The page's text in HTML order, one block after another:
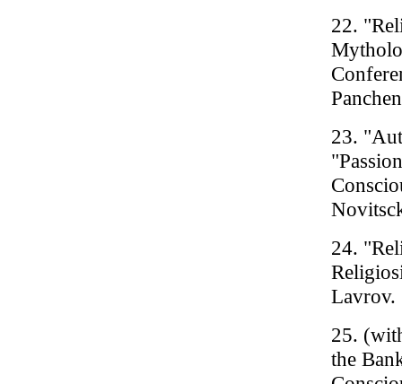
22.
23.
24.
Lavrov.
25.
the